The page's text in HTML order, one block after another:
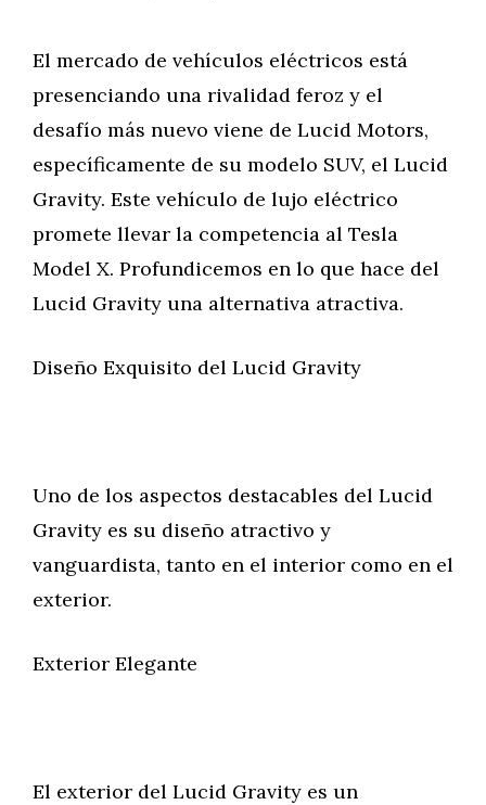
El mercado de vehículos eléctricos está
presenciando una rivalidad feroz y el
desafío más nuevo viene de Lucid Motors,
específicamente de su modelo SUV, el Lucid
Gravity. Este vehículo de lujo eléctrico
promete llevar la competencia al Tesla
Model X. Profundicemos en lo que hace del
Lucid Gravity una alternativa atractiva.
Diseño Exquisito del Lucid Gravity
Uno de los aspectos destacables del Lucid
Gravity es su diseño atractivo y
vanguardista, tanto en el interior como en el
exterior.
Exterior Elegante
El exterior del Lucid Gravity es un